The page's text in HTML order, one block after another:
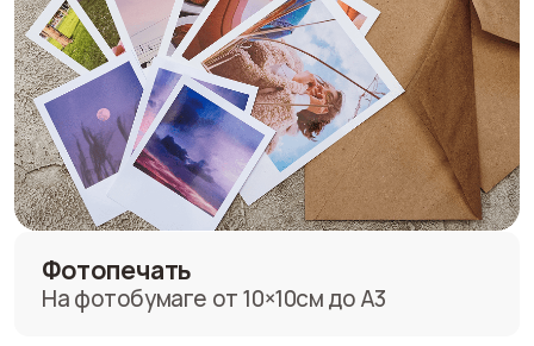
Аксессуары
Рамки, фотоальбомы, открытки
и подарочная упаковка
Доходы партнеров